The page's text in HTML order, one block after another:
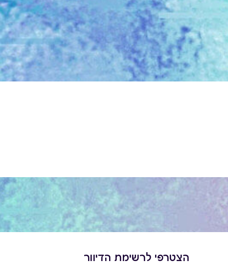
הצטרפי לרשימת הדיוור